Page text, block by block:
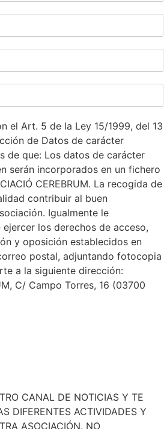
el Art. 5 de la Ley 15/1999, del 13
de Datos de carácter
de que: Los datos de carácter
serán incorporados en un fichero
CEREBRUM. La recogida de
contribuir al buen
Igualmente le
los derechos de acceso,
y oposición establecidos en
postal, adjuntando fotocopia
a la siguiente dirección:
C/ Campo Torres, 16 (03700
CANAL DE NOTICIAS Y TE
DIFERENTES ACTIVIDADES Y
ASOCIACIÓN. NO